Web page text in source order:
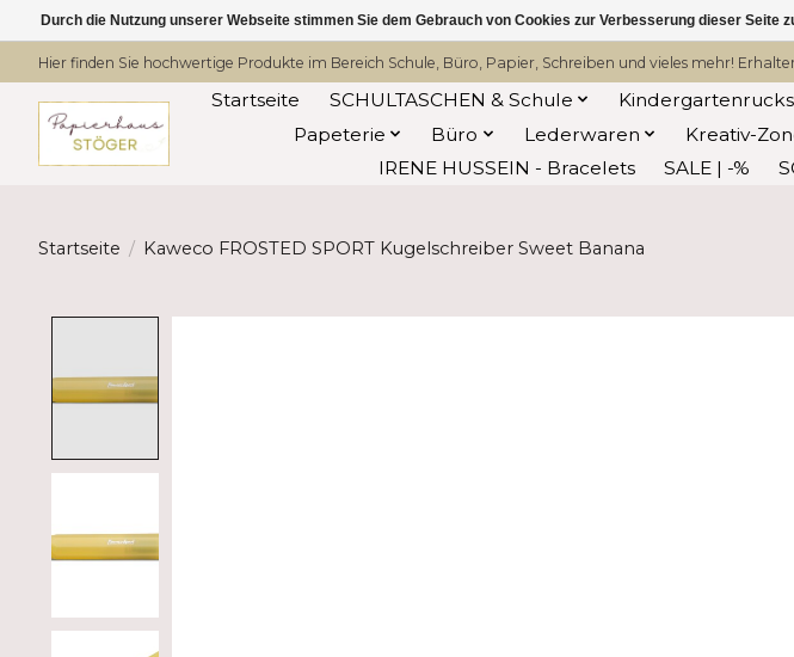
Hier finden Sie hochwertige Produkte im Bereich Schule, Büro, Papier, Schreiben und vieles mehr!
Startseite SCHULTASCHEN & Schule
Papeterie
Büro Lederwaren Kreativ-
IRENE HUSSEIN - Bracelets
SALE | -%
Startseite / Kaweco FROSTED SPORT Kugelschreiber Sweet Banana
Durch die Nutzung unserer Webseite stimmen Sie dem Gebrauch von Cookies zur Verbesserung dieser Seite